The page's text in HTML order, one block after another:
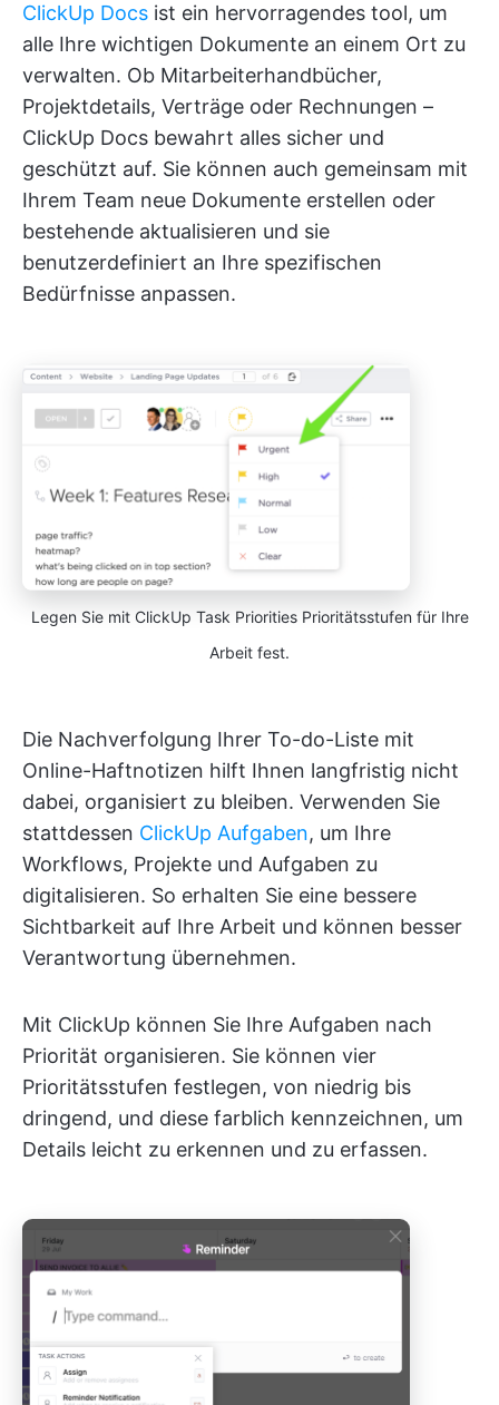
ClickUp Docs ist ein hervorragendes tool, um
alle Ihre wichtigen Dokumente an einem Ort zu
verwalten. Ob Mitarbeiterhandbücher,
Projektdetails, Verträge oder Rechnungen –
ClickUp Docs bewahrt alles sicher und
geschützt auf. Sie können auch gemeinsam mit
Ihrem Team neue Dokumente erstellen oder
bestehende aktualisieren und sie
benutzerdefiniert an Ihre spezifischen
Bedürfnisse anpassen.
Legen Sie mit ClickUp Task Priorities Prioritätsstufen für Ihre
Arbeit fest.
Die Nachverfolgung Ihrer To-do-Liste mit
Online-Haftnotizen hilft Ihnen langfristig nicht
dabei, organisiert zu bleiben. Verwenden Sie
stattdessen ClickUp Aufgaben, um Ihre
Workflows, Projekte und Aufgaben zu
digitalisieren. So erhalten Sie eine bessere
Sichtbarkeit auf Ihre Arbeit und können besser
Verantwortung übernehmen.
Mit ClickUp können Sie Ihre Aufgaben nach
Priorität organisieren. Sie können vier
Prioritätsstufen festlegen, von niedrig bis
dringend, und diese farblich kennzeichnen, um
Details leicht zu erkennen und zu erfassen.